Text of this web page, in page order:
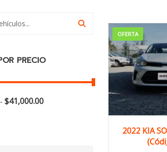
PRECIO
$41,000.00
OFERTA
2022
2022 KIA